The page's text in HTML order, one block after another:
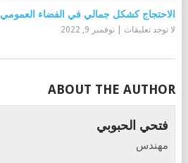
الاحتجاج كشكل جمالي في الفضاء العمومي
لا توجد تعليقات نوفمبر 9, 2022
ABOUT THE AUTHOR
فتحي الحبوبي
مهندس